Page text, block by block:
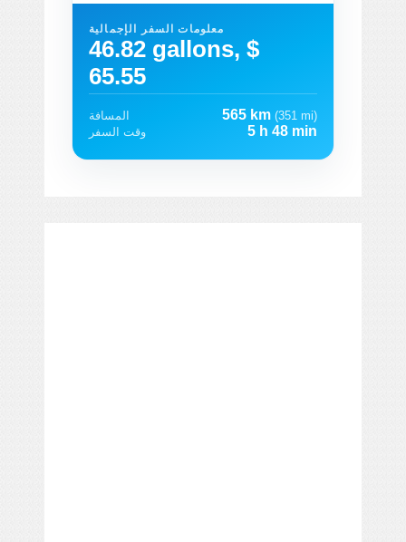
معلومات السفر الإجمالية
46.82 gallons, $
65.55
المسافة 565 km (351 mi)
وقت السفر
5 h 48 min